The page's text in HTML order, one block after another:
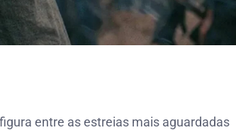
entre as estreias mais aguardadas